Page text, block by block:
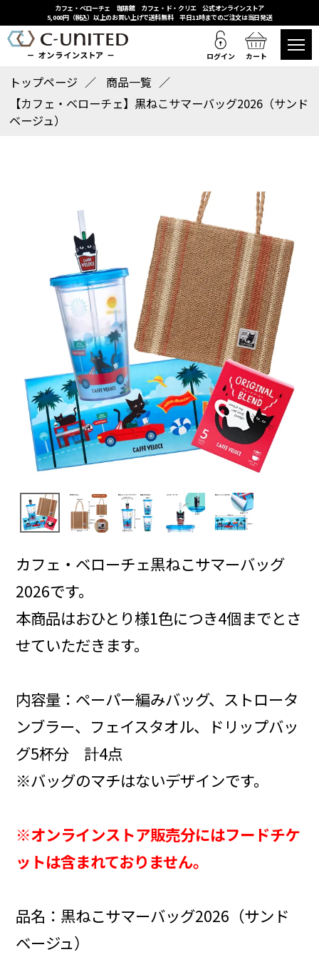
カフェ・ベローチェ 珈琲館 カフェ・ド・クリエ 公式オンラインストア
5,000円（税込）以上のお買い上げで送料無料 平日11時までのご注文は当日発送
ログイン カート
トップページ
商品一覧
【カフェ・ベローチェ】黒ねこサマーバッグ2026（サンド
ベージュ）
カフェ・ベローチェ黒ねこサマーバッグ
2026です。
本商品はおひとり様1色につき4個までとさ
せていただきます。
内容量：ペーパー編みバッグ、ストロータ
ンブラー、フェイスタオル、ドリップバッ
グ5杯分 計4点
※バッグのマチはないデザインです。
※オンラインストア販売分にはフードチケ
ットは含まれておりません。
品名：黒ねこサマーバッグ2026（サンド
ベージュ）